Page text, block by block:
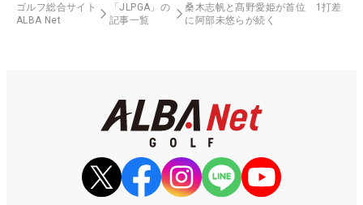
ゴルフ総合サイト
ALBA Net
「JLPGA」の
記事一覧
桑木志帆と髙野愛姫が首位 1打差
に阿部未悠らが続く